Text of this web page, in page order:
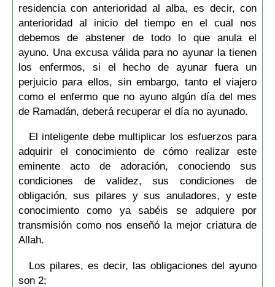
residencia con anterioridad al alba, es decir, con
anterioridad al inicio del tiempo en el cual nos
debemos de abstener de todo lo que anula el
ayuno. Una excusa válida para no ayunar la tienen
los enfermos, si el hecho de ayunar fuera un
perjuicio para ellos, sin embargo, tanto el viajero
como el enfermo que no ayuno algún día del mes
de Ramadán, deberá recuperar el día no ayunado.
El inteligente debe multiplicar los esfuerzos para
adquirir el conocimiento de cómo realizar este
eminente acto de adoración, conociendo sus
condiciones de validez, sus condiciones de
obligación, sus pilares y sus anuladores, y este
conocimiento como ya sabéis se adquiere por
transmisión como nos enseñó la mejor criatura de
Allah.
Los pilares, es decir, las obligaciones del ayuno
son 2;